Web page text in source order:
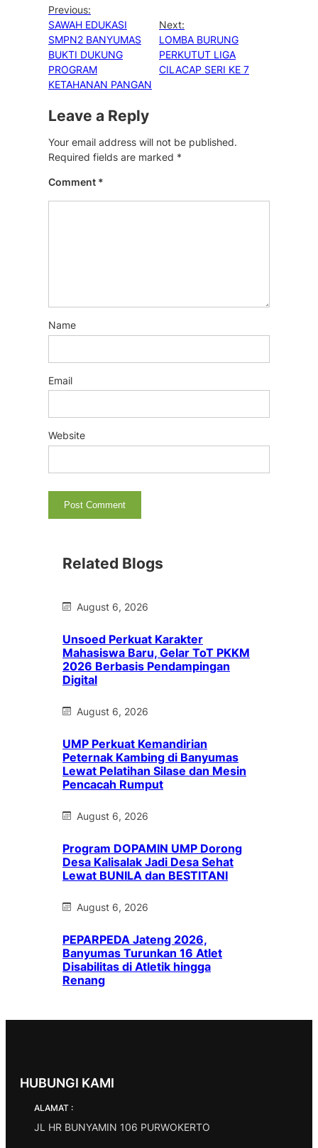
Previous:
SAWAH EDUKASI
SMPN2 BANYUMAS
BUKTI DUKUNG
PROGRAM
KETAHANAN PANGAN
Next:
LOMBA BURUNG
PERKUTUT LIGA
CILACAP SERI KE 7
Leave a Reply
Your email address will not be published.
Required fields are marked *
Comment *
Name
Email
Website
Related Blogs
August 6, 2026
Unsoed Perkuat Karakter
Mahasiswa Baru, Gelar ToT PKKM
2026 Berbasis Pendampingan
Digital
August 6, 2026
UMP Perkuat Kemandirian
Peternak Kambing di Banyumas
Lewat Pelatihan Silase dan Mesin
Pencacah Rumput
August 6, 2026
Program DOPAMIN UMP Dorong
Desa Kalisalak Jadi Desa Sehat
Lewat BUNILA dan BESTITANI
August 6, 2026
PEPARPEDA Jateng 2026,
Banyumas Turunkan 16 Atlet
Disabilitas di Atletik hingga
Renang
HUBUNGI KAMI
ALAMAT :
JL HR BUNYAMIN 106 PURWOKERTO